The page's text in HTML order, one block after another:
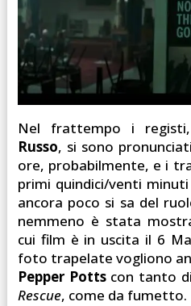
Nel frattempo i
Russo, si sono
ore, probabilmente, e i
primi quindici/venti minuti
ancora poco si sa del
nemmeno è stata
cui film è in uscita il 6
foto trapelate vogliono
Pepper Pottscon tanto
Rescue, come da fumetto.